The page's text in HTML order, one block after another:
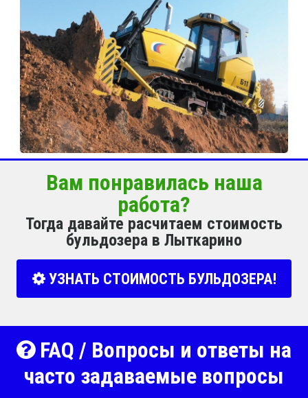
Вам понравилась наша
работа?
Тогда давайте расчитаем стоимость
бульдозера в Лыткарино
УЗНАТЬ СТОИМОСТЬ БУЛЬДОЗЕРА!
FAQ / Вопросы и ответы на
часто задаваемые вопросы